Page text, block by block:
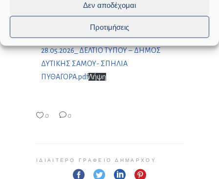
Δεν αποδέχομαι
Προτιμήσεις
28.05.2026_ ΔΕΛΤΙΟ ΤΥΠΟΥ – ΔΗΜΟΣ
ΔΥΤΙΚΗΣ ΣΑΜΟΥ- ΣΠΗΛΙΑ
ΠΥΘΑΓΟΡΑ.pdfΛήψη
0 0
ΙΔΙΑΊΤΕΡΟ ΓΡΑΦΕΊΟ ΔΗΜΆΡΧΟΥ